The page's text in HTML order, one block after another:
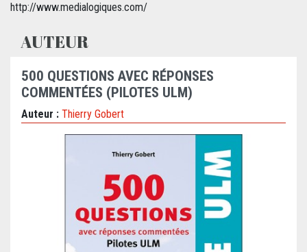
http://www.medialogiques.com/
AUTEUR
500 QUESTIONS AVEC RÉPONSES
COMMENTÉES (PILOTES ULM)
Auteur : Thierry Gobert